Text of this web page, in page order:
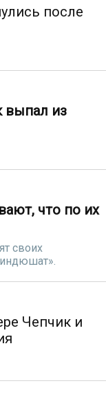
после
выпал из
что по их
своих
Чепчик и